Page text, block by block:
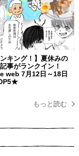
ンキング！】夏休みの
事がランクイン！
web 7月12日～18日
もっと読む